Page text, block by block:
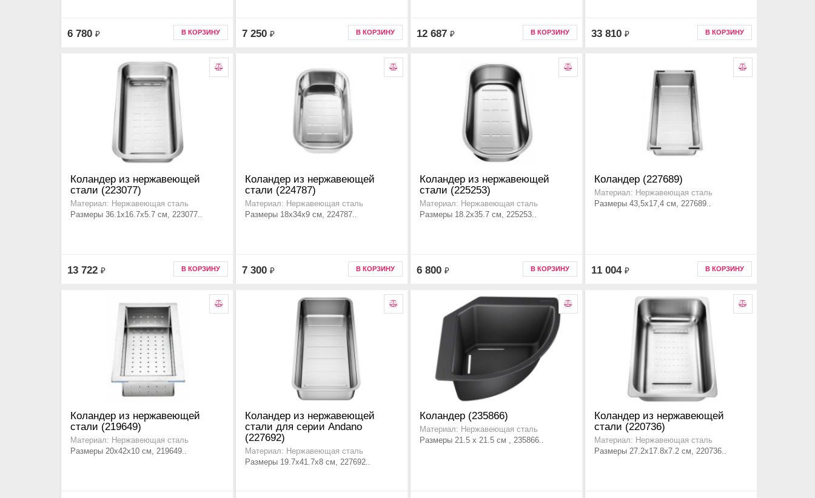
6 780 ₽ В КОРЗИНУ 7 250 ₽ В КОРЗИНУ 12 687 ₽ В КОРЗИНУ 33 810 ₽ В КОРЗИНУ
Коландер из нержавеющей
стали (223077)
Материал: Нержавеющая сталь
Размеры 36.1x16.7x5.7 см, 223077..
13 722 ₽ В КОРЗИНУ
Коландер из нержавеющей
стали (224787)
Материал: Нержавеющая сталь
Размеры 18x34x9 см, 224787..
7 300 ₽ В КОРЗИНУ
Коландер из нержавеющей
стали (225253)
Материал: Нержавеющая сталь
Размеры 18.2x35.7 см, 225253..
6 800 ₽ В КОРЗИНУ
Коландер (227689)
Материал: Нержавеющая сталь
Размеры 43,5x17,4 см, 227689..
11 004 ₽ В КОРЗИНУ
Коландер из нержавеющей
стали (219649)
Материал: Нержавеющая сталь
Размеры 20x42x10 см, 219649..
Коландер из нержавеющей
стали для серии Andano
(227692)
Материал: Нержавеющая сталь
Размеры 19.7х41.7х8 см, 227692..
Коландер (235866)
Материал: Нержавеющая сталь
Размеры 21.5 х 21.5 см , 235866..
Коландер из нержавеющей
стали (220736)
Материал: Нержавеющая сталь
Размеры 27.2x17.8x7.2 см, 220736..